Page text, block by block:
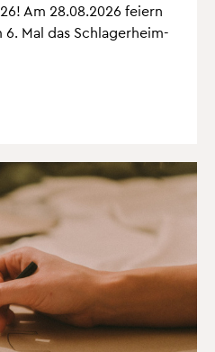
Am 28.08.2026 fei­ern
Mal das Schla­ger­heim­